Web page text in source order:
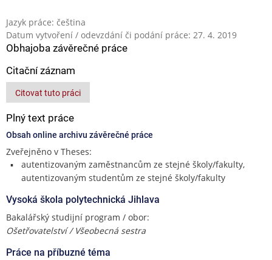
Jazyk práce: čeština
Datum vytvoření / odevzdání či podání práce: 27. 4. 2019
Obhajoba závěrečné práce
Citační záznam
Citovat tuto práci
Plný text práce
Obsah online archivu závěrečné práce
Zveřejněno v Theses:
autentizovaným zaměstnancům ze stejné školy/fakulty,
autentizovaným studentům ze stejné školy/fakulty
Vysoká škola polytechnická Jihlava
Bakalářský studijní program / obor:
Ošetřovatelství / Všeobecná sestra
Práce na příbuzné téma